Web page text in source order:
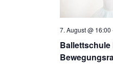
Ballettschule
7. August @ 16:00